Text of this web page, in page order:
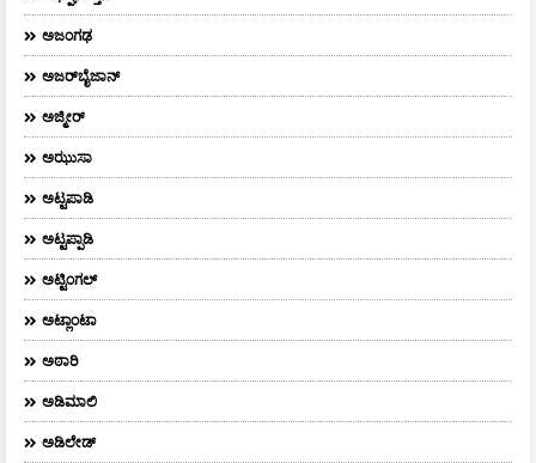
ಅಜಂಗಢ
ಅಜರ್‌ಬೈಜಾನ್
ಅಜ್ಮೀರ್
ಅಝುಸಾ
ಅಟ್ಟಪಾಡಿ
ಅಟ್ಟಪ್ಪಾಡಿ
ಅಟ್ಟಿಂಗಲ್
ಅಟ್ಲಾಂಟಾ
ಅಠಾರಿ
ಅಡಿಮಾಲಿ
ಅಡಿಲೇಡ್